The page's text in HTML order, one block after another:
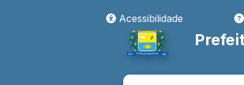
Acessibilidade